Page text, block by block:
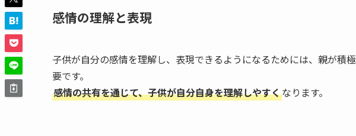
感情の理解と表現
子供が自分の感情を理解し、表現できるようになるためには、親が積
要です。
感情の共有を通じて、子供が自分自身を理解しやすくなります。